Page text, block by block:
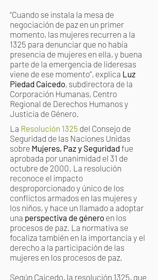
“Cuando se instala la mesa de
negociación de paz en un primer
momento, las mujeres recurren a la
1325 para denunciar que no había
presencia de mujeres en ella, y buena
parte de la emergencia de lideresas
viene de ese momento”, explica Luz
Piedad Caicedo, subdirectora de la
Corporación Humanas, Centro
Regional de Derechos Humanos y
Justicia de Género.
La Resolución 1325 del Consejo de
Seguridad de las Naciones Unidas
sobre Mujeres, Paz y Seguridad fue
aprobada por unanimidad el 31 de
octubre de 2000. La resolución
reconoce el impacto
desproporcionado y único de los
conflictos armados en las mujeres y
los niños, y hace un llamado a adoptar
una perspectiva de género en los
procesos de paz. La normativa se
focaliza también en la importancia y el
derecho a la participación de las
mujeres en los procesos de paz.
Según Caicedo, la resolución 1325, que